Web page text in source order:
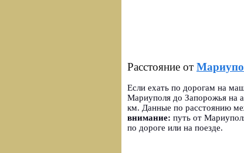
Расстояние от
Если ехать по дорогам на
Мариуполя до Запорожья на
км. Данные по расстоянию
внимание: путь от
по дороге или на поезде.